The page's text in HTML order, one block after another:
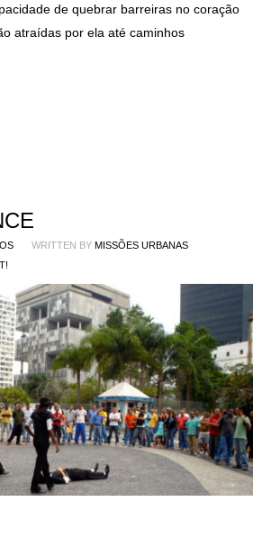
de quebrar barreiras no coração
atraídas por ela até caminhos
WRITTEN BY MISSÕES URBANAS